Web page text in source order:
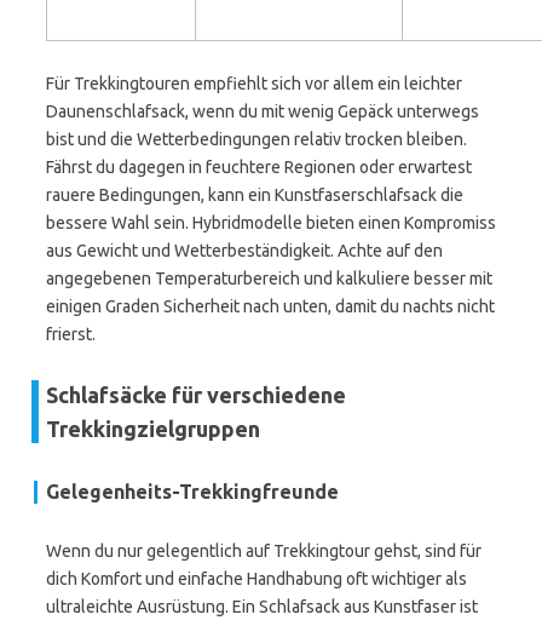
Für Trekkingtouren empfiehlt sich vor allem ein leichter
Daunenschlafsack, wenn du mit wenig Gepäck unterwegs
bist und die Wetterbedingungen relativ trocken bleiben.
Fährst du dagegen in feuchtere Regionen oder erwartest
rauere Bedingungen, kann ein Kunstfaserschlafsack die
bessere Wahl sein. Hybridmodelle bieten einen Kompromiss
aus Gewicht und Wetterbeständigkeit. Achte auf den
angegebenen Temperaturbereich und kalkuliere besser mit
einigen Graden Sicherheit nach unten, damit du nachts nicht
frierst.
Schlafsäcke für verschiedene
Trekkingzielgruppen
Gelegenheits-Trekkingfreunde
Wenn du nur gelegentlich auf Trekkingtour gehst, sind für
dich Komfort und einfache Handhabung oft wichtiger als
ultraleichte Ausrüstung. Ein Schlafsack aus Kunstfaser ist